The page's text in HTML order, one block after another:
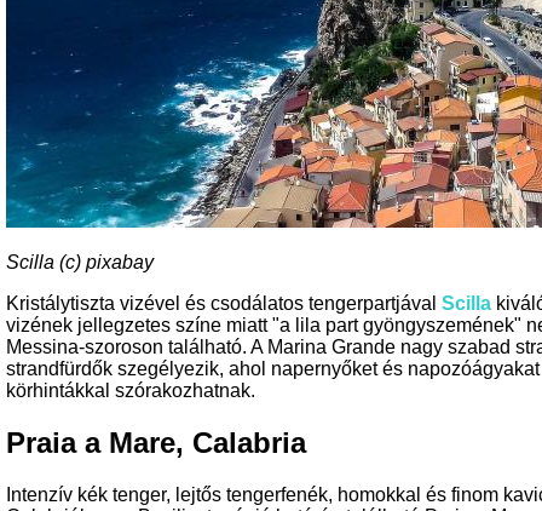
Scilla (c) pixabay
Kristálytiszta vizével és csodálatos tengerpartjával Scilla
vizének jellegzetes színe miatt "a lila part gyöngyszemének"
Messina-szoroson található. A Marina Grande nagy szabad
strandfürdők szegélyezik, ahol napernyőket és
körhintákkal szórakozhatnak.
Praia a Mare, Calabria
Intenzív kék tenger, lejtős tengerfenék, homokkal és finom